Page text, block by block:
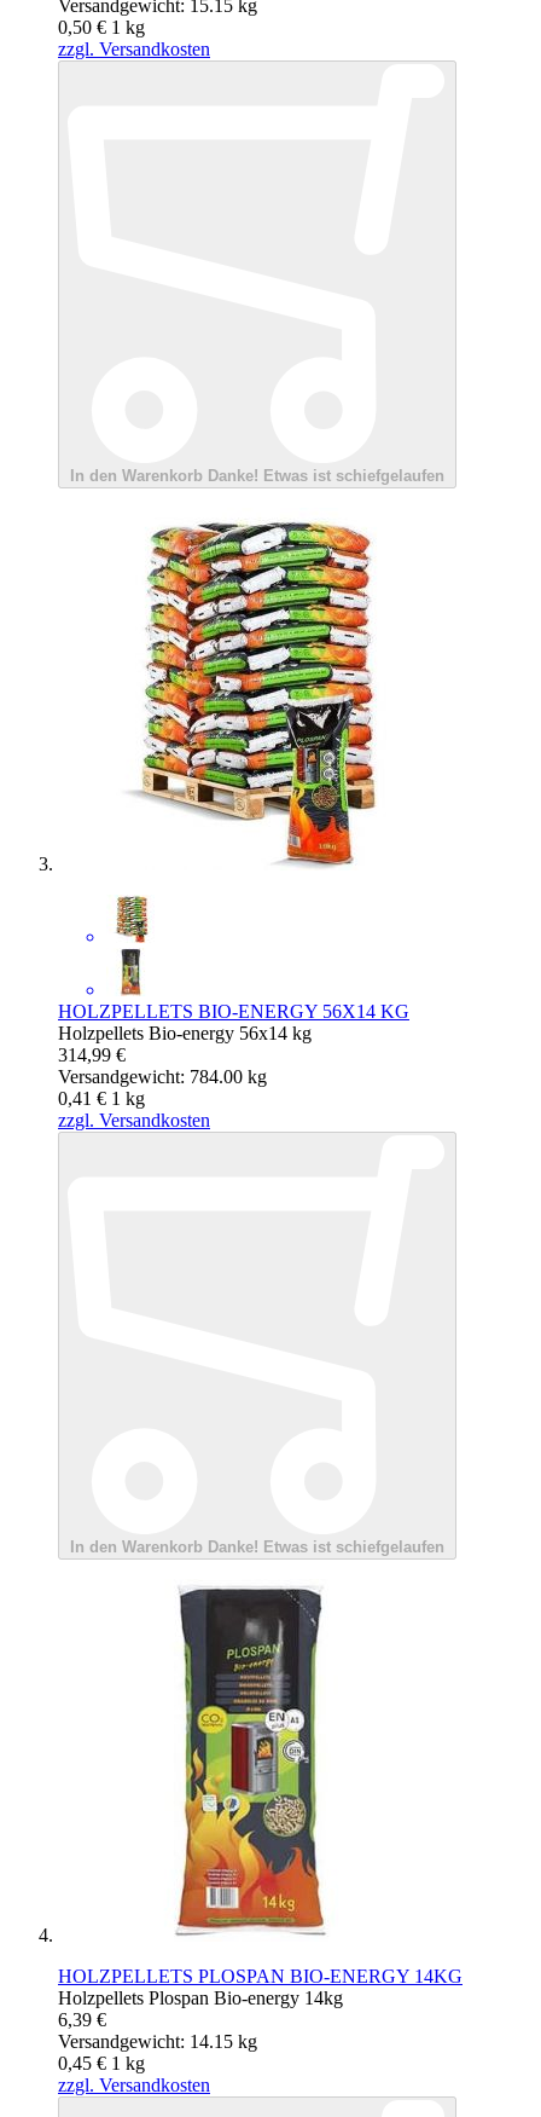
Versandgewicht: 15.15 kg
0,50 € 1 kg
zzgl. Versandkosten
In den Warenkorb Danke! Etwas ist schiefgelaufen
HOLZPELLETS BIO-ENERGY 56X14 KG
Holzpellets Bio-energy 56x14 kg
314,99 €
Versandgewicht: 784.00 kg
0,41 € 1 kg
zzgl. Versandkosten
In den Warenkorb Danke! Etwas ist schiefgelaufen
HOLZPELLETS PLOSPAN BIO-ENERGY 14KG
Holzpellets Plospan Bio-energy 14kg
6,39 €
Versandgewicht: 14.15 kg
0,45 € 1 kg
zzgl. Versandkosten